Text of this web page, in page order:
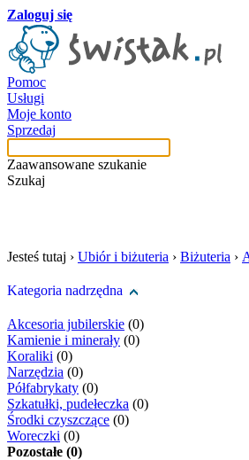
Zaloguj się
Pomoc
Usługi
Moje konto
Sprzedaj
Zaawansowane szukanie
Szukaj
Jesteś tutaj › Ubiór i biżuteria › Biżuteria ›
Kategoria nadrzędna
Akcesoria jubilerskie (0)
Kamienie i minerały (0)
Koraliki (0)
Narzędzia (0)
Półfabrykaty (0)
Szkatułki, pudełeczka (0)
Środki czyszczące (0)
Woreczki (0)
Pozostałe (0)